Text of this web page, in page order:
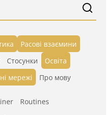
Расові взаємини
Стосунки
Освіта
мережі Про мову
Routines